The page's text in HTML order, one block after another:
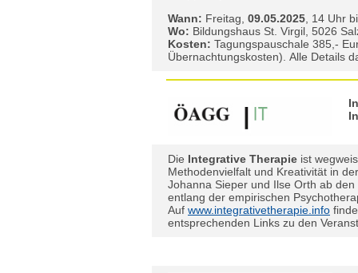
Wann: Freitag, 09.05.2025 , 14 Uhr
Wo: Bildungshaus St. Virgil, 5026
Kosten: Tagungspauschale 385,-
Übernachtungskosten). Alle Details
Die Integrative Therapie ist
Methodenvielfalt und Kreativität in
Johanna Sieper und Ilse Orth ab
entlang der empirischen
Auf www.integrativetherapie.info
entsprechenden Links zu den